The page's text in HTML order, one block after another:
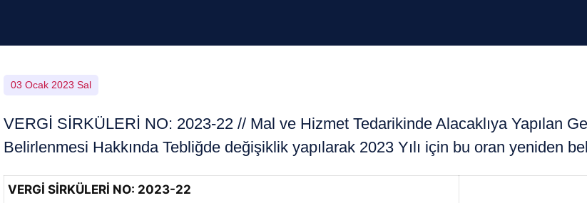
03 Ocak 2023 Sal
VERGİ SİRKÜLERİ NO: 2023-22 // Mal ve Hizmet Tedarikinde Alacaklıya Yapılan
Belirlenmesi Hakkında Tebliğde değişiklik yapılarak 2023 Yılı için bu oran yeniden
VERGİ SİRKÜLERİ NO: 2023-22